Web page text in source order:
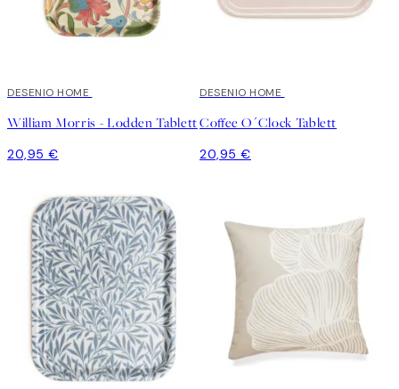
DESENIO HOME
William Morris - Lodden Tablett
20,95 €
DESENIO HOME
Coffee O´Clock Tablett
20,95 €